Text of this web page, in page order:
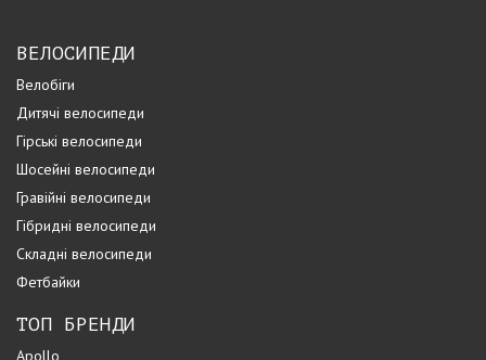
ВЕЛОСИПЕДИ
Велобіги
Дитячі велосипеди
Гірські велосипеди
Шосейні велосипеди
Гравійні велосипеди
Гібридні велосипеди
Складні велосипеди
Фетбайки
ТОП БРЕНДИ
Apollo